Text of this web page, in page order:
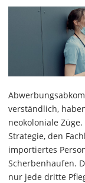
verständlich,
neokoloniale
Strategie, den
importiertes
Scherbenhaufen.
nur jede dritte